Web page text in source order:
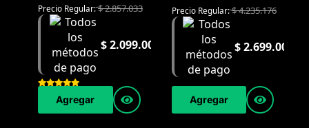
Precio Regular:$2.857.033
$2.099.000
Agregar
Precio Regular:$4.235.176
$2.699.000
Agregar